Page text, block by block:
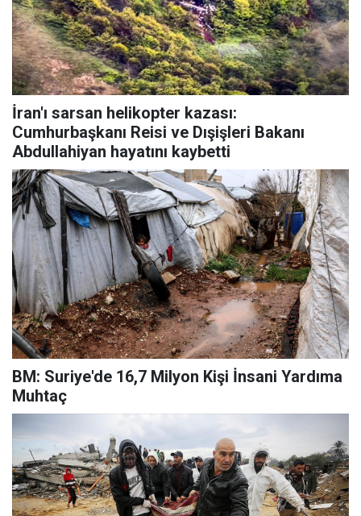
İran'ı sarsan helikopter kazası:
Cumhurbaşkanı Reisi ve Dışişleri Bakanı
Abdullahiyan hayatını kaybetti
BM: Suriye'de 16,7 Milyon Kişi İnsani Yardıma
Muhtaç